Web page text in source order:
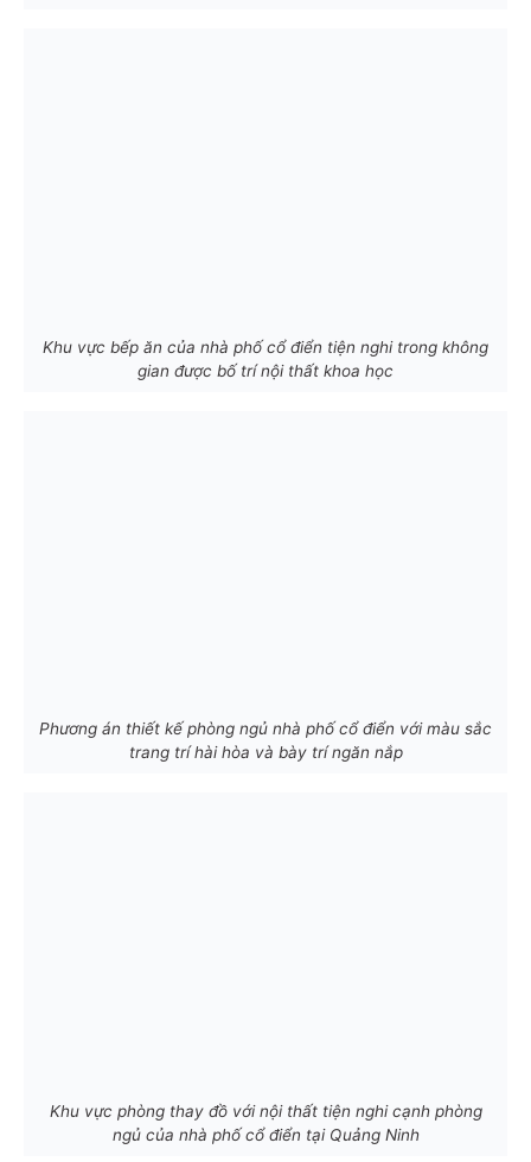
Khu vực bếp ăn của nhà phố cổ điển tiện nghi trong không
gian được bố trí nội thất khoa học
Phương án thiết kế phòng ngủ nhà phố cổ điển với màu sắc
trang trí hài hòa và bày trí ngăn nắp
Khu vực phòng thay đồ với nội thất tiện nghi cạnh phòng
ngủ của nhà phố cổ điển tại Quảng Ninh